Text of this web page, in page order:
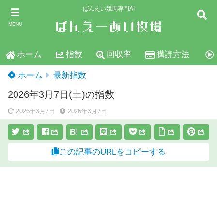
MENU
ばんえい競馬専門AI
ホーム 指数 回収率 購読方法
ホーム 最新指数
2026年3月7日(土)の指数
2026年3月7日 2026年3月7日
B!
この記事のURLをコピーする